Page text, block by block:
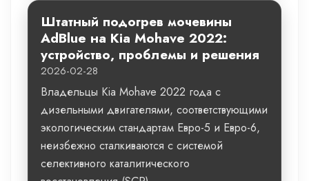
Штатный подогрев мочевины
AdBlue на Kia Mohave 2022:
устройство, проблемы и решения
2026-02-28
Владельцы Kia Mohave 2022 года с
дизельными двигателями, соответствующими
экологическим стандартам Евро-5 и Евро-6,
неизбежно сталкиваются с системой
селективного каталитического